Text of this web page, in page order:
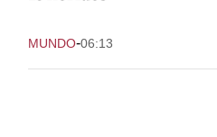
MUNDO-06:13